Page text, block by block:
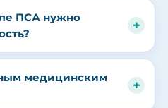
ПСА нужно
медицинским